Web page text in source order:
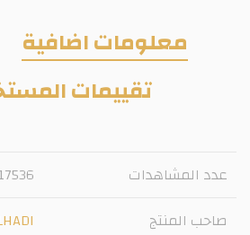
معلومات اضافية
تقييمات
عدد المشاهدات
صاحب المنتج